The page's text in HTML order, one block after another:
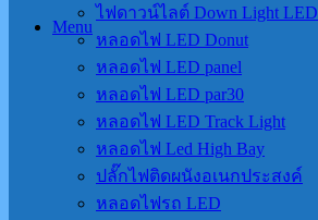
Menu
ไฟดาวน์ไลต์ Down Light LED
หลอดไฟ LED Donut
หลอดไฟ LED panel
หลอดไฟ LED par30
หลอดไฟ LED Track Light
หลอดไฟ Led High Bay
ปลั๊กไฟติดผนังอเนกประสงค์
หลอดไฟรถ LED